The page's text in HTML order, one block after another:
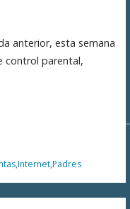
anterior, esta semana
control parental,
,Internet,Padres